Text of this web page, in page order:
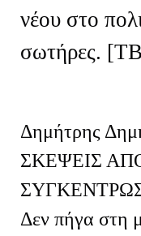
νέου στο
σωτήρες. [
Δημήτρης
ΣΚΕΨΕΙΣ
Δεν πήγα στη